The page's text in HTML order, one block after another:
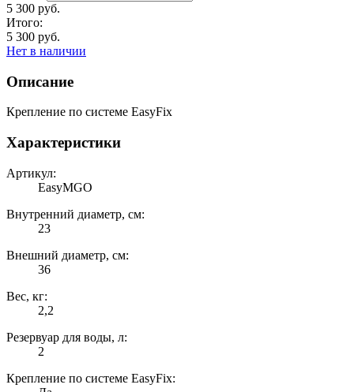
5 300 руб.
Итого:
5 300 руб.
Нет в наличии
Описание
Крепление по системе EasyFix
Характеристики
Артикул:
EasyMGO
Внутренний диаметр, см:
23
Внешний диаметр, см:
36
Вес, кг:
2,2
Резервуар для воды, л:
2
Крепление по системе EasyFix: